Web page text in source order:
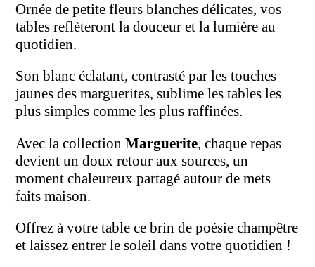
Ornée de petite fleurs blanches délicates, vos
tables reflèteront la douceur et la lumière au
quotidien.
Son blanc éclatant, contrasté par les touches
jaunes des marguerites, sublime les tables les
plus simples comme les plus raffinées.
Avec la collectionMarguerite, chaque repas
devient un doux retour aux sources, un
moment chaleureux partagé autour de mets
faits maison.
Offrez à votre table ce brin de poésie champêtre
et laissez entrer le soleil dans votre quotidien !